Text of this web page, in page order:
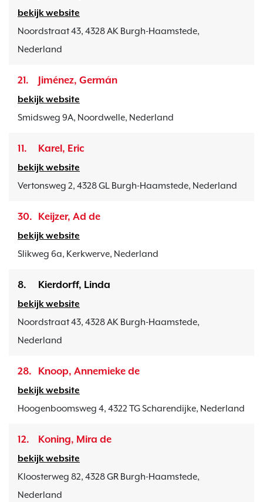
bekijk website
Noordstraat 43, 4328 AK Burgh-Haamstede,
Nederland
21. Jiménez, Germán
bekijk website
Smidsweg 9A, Noordwelle, Nederland
11. Karel, Eric
bekijk website
Vertonsweg 2, 4328 GL Burgh-Haamstede, Nederland
30. Keijzer, Ad de
bekijk website
Slikweg 6a, Kerkwerve, Nederland
8. Kierdorff, Linda
bekijk website
Noordstraat 43, 4328 AK Burgh-Haamstede,
Nederland
28. Knoop, Annemieke de
bekijk website
Hoogenboomsweg 4, 4322 TG Scharendijke, Nederland
12. Koning, Mira de
bekijk website
Kloosterweg 82, 4328 GR Burgh-Haamstede,
Nederland